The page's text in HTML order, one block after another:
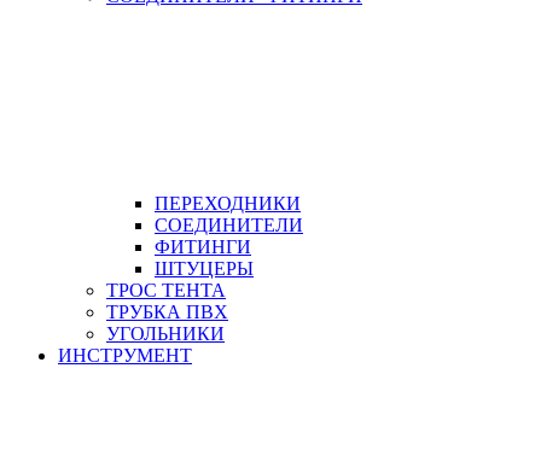
ПЕРЕХОДНИКИ
СОЕДИНИТЕЛИ
ФИТИНГИ
ШТУЦЕРЫ
ТРОС ТЕНТА
ТРУБКА ПВХ
УГОЛЬНИКИ
ИНСТРУМЕНТ